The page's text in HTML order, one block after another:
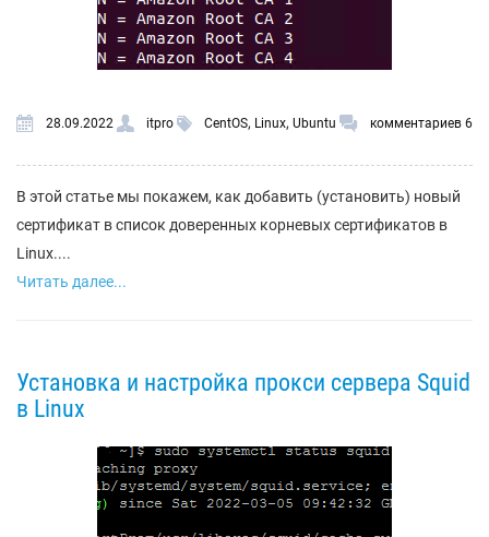
28.09.2022 itpro CentOS, Linux, Ubuntu комментариев 6
В этой статье мы покажем, как добавить (установить) новый
сертификат в список доверенных корневых сертификатов в
Linux....
Читать далее...
Установка и настройка прокси сервера Squid
в Linux